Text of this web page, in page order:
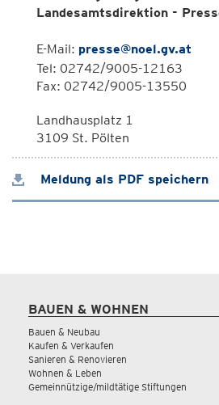
Landesamtsdirektion -
E-Mail: presse@noel.gv.at
Tel: 02742/9005-12163
Fax: 02742/9005-13550
Landhausplatz 1
3109 St. Pölten
Meldung als PDF speichern
BAUEN & WOHNEN
Bauen & Neubau
Kaufen & Verkaufen
Sanieren & Renovieren
Wohnen & Leben
Gemeinnützige/mildtätige Stiftungen